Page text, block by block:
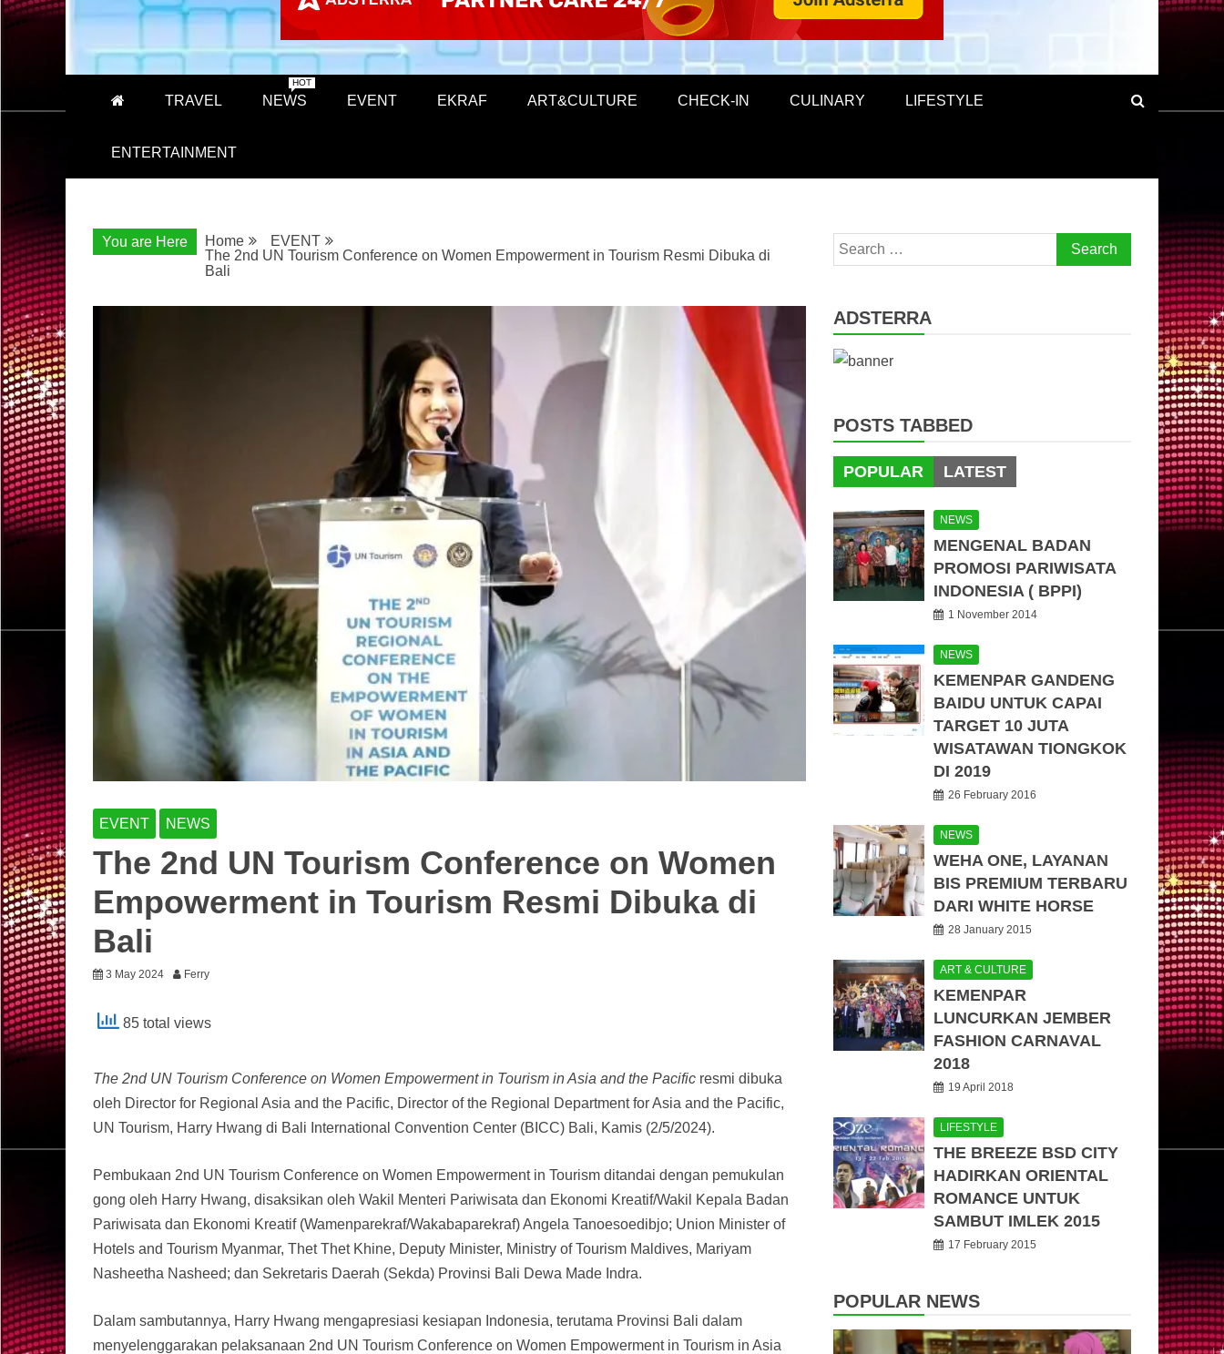
TRAVEL NEWS
HOT
EVENT EKRAF ART&CULTURE CHECK-IN CULINARY LIFESTYLE
ENTERTAINMENT
You are Here Home
EVENT
The 2nd UN Tourism Conference on Women Empowerment in Tourism Resmi Dibuka di
Bali
EVENT NEWS
The 2nd UN Tourism Conference on Women
Empowerment in Tourism Resmi Dibuka di
Bali
3 May 2024 Ferry
85 total views
The 2nd UN Tourism Conference on Women Empowerment in Tourism in Asia and the Pacific resmi dibuka
oleh Director for Regional Asia and the Pacific, Director of the Regional Department for Asia and the Pacific,
UN Tourism, Harry Hwang di Bali International Convention Center (BICC) Bali, Kamis (2/5/2024).
Pembukaan 2nd UN Tourism Conference on Women Empowerment in Tourism ditandai dengan pemukulan
gong oleh Harry Hwang, disaksikan oleh Wakil Menteri Pariwisata dan Ekonomi Kreatif/Wakil Kepala Badan
Pariwisata dan Ekonomi Kreatif (Wamenparekraf/Wakabaparekraf) Angela Tanoesoedibjo; Union Minister of
Hotels and Tourism Myanmar, Thet Thet Khine, Deputy Minister, Ministry of Tourism Maldives, Mariyam
Nasheetha Nasheed; dan Sekretaris Daerah (Sekda) Provinsi Bali Dewa Made Indra.
Dalam sambutannya, Harry Hwang mengapresiasi kesiapan Indonesia, terutama Provinsi Bali dalam
menyelenggarakan pelaksanaan 2nd UN Tourism Conference on Women Empowerment in Tourism in Asia
Search
for:
ADSTERRA
POSTS TABBED
POPULAR LATEST
NEWS
MENGENAL BADAN
PROMOSI PARIWISATA
INDONESIA ( BPPI)
1 November 2014
NEWS
KEMENPAR GANDENG
BAIDU UNTUK CAPAI
TARGET 10 JUTA
WISATAWAN TIONGKOK
DI 2019
26 February 2016
NEWS
WEHA ONE, LAYANAN
BIS PREMIUM TERBARU
DARI WHITE HORSE
28 January 2015
ART & CULTURE
KEMENPAR
LUNCURKAN JEMBER
FASHION CARNAVAL
2018
19 April 2018
LIFESTYLE
THE BREEZE BSD CITY
HADIRKAN ORIENTAL
ROMANCE UNTUK
SAMBUT IMLEK 2015
17 February 2015
POPULAR NEWS